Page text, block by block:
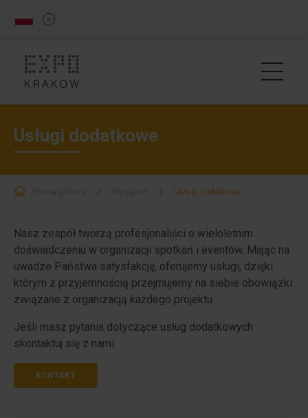
Usługi dodatkowe
Usługi dodatkowe
​Nasz zespół tworzą profesjonaliści o wieloletnim
doświadczeniu w organizacji spotkań i eventów. Mając na
uwadze Państwa satysfakcję, oferujemy usługi, dzięki
którym z przyjemnością przejmujemy na siebie obowiązki
związane z organizacją każdego projektu.
Jeśli masz pytania dotyczące usług dodatkowych
skontaktuj się z nami.
KONTAKT